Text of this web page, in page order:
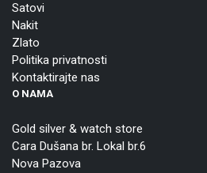
Satovi
Nakit
Zlato
Politika privatnosti
Kontaktirajte nas
O NAMA
Gold silver & watch store
Cara Dušana br. Lokal br.6
Nova Pazova